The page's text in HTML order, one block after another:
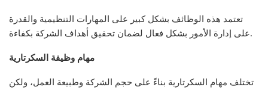
تعتمد هذه الوظائف بشكل كبير على المهارات التنظيمية والقدرة
على إدارة الأمور بشكل فعال لضمان تحقيق أهداف الشركة بكفاءة.
مهام وظيفة السكرتارية
تختلف مهام السكرتارية بناءً على حجم الشركة وطبيعة العمل، ولكن